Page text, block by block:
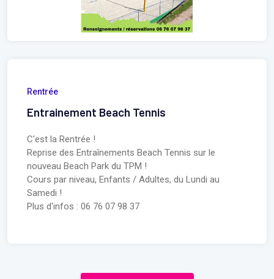
Rentrée
Entrainement Beach Tennis
C'est la Rentrée !
Reprise des Entraînements Beach Tennis sur le
nouveau Beach Park du TPM !
Cours par niveau, Enfants / Adultes, du Lundi au
Samedi !
Plus d'infos : 06 76 07 98 37